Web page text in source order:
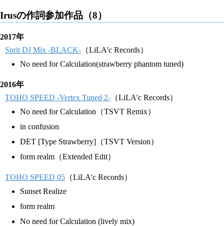
Irusの作詞参加作品（8）
2017年
Sprit DJ Mix -BLACK- （LiLA'c Records）
No need for Calculation(strawberry phantom tuned)
2016年
TOHO SPEED -Vertex Tuned 2- （LiLA'c Records）
No need for Calculation（TSVT Remix）
in confusion
DET [Type Strawberry]（TSVT Version）
form realm（Extended Edit）
TOHO SPEED 05 （LiLA'c Records）
Sunset Realize
form realm
No need for Calculation (lively mix)